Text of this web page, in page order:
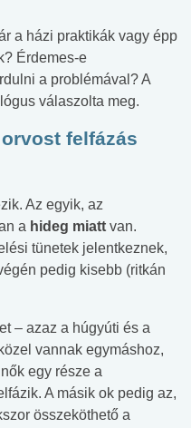
a házi praktikák vagy épp
Érdemes-e
a problémával? A
válaszolta meg.
felfázás
Az egyik, az
a hideg miatt van.
tünetek jelentkeznek,
pedig kisebb (ritkán
– azaz a húgyúti és a
vannak egymáshoz,
egy része a
A másik ok pedig az,
összeköthető a